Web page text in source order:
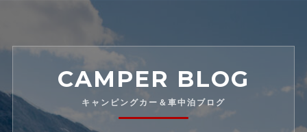
CAMPER BLOG
キャンピングカー＆車中泊ブログ